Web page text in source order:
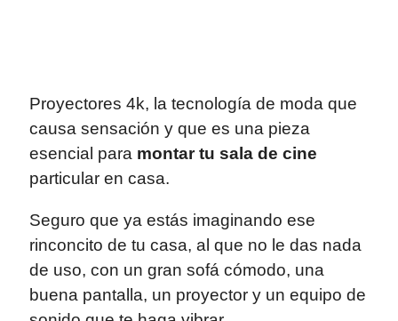
Proyectores 4k, la tecnología de moda que
causa sensación y que es una pieza
esencial para montar tu sala de cine
particular en casa.
Seguro que ya estás imaginando ese
rinconcito de tu casa, al que no le das nada
de uso, con un gran sofá cómodo, una
buena pantalla, un proyector y un equipo de